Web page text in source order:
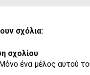
σχόλια:
σχολίου
ένα μέλος αυτού